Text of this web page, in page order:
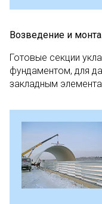
Возведение и
Готовые секции
фундаментом, для
закладным